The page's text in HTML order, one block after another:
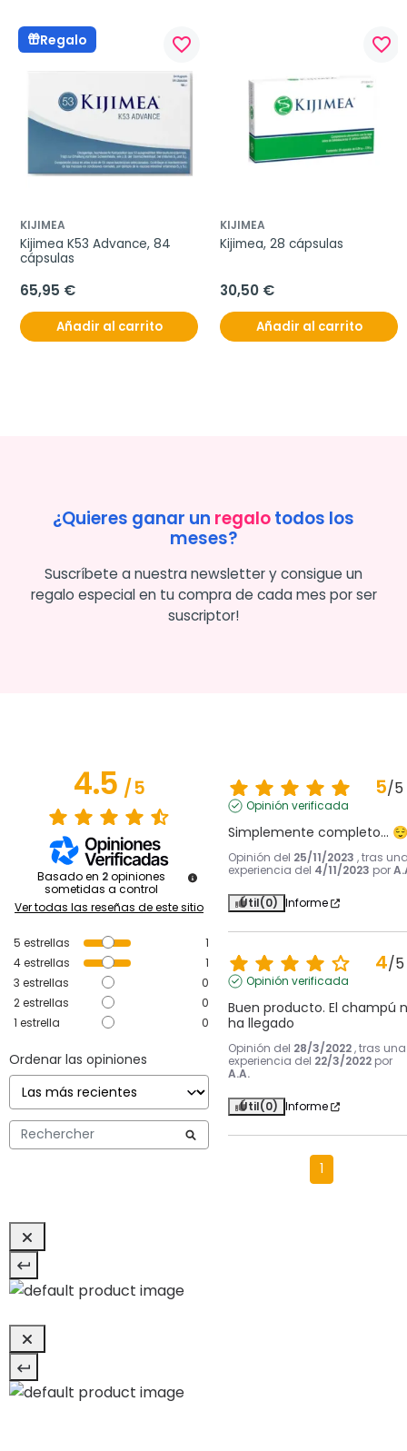
Regalo favorite_border
KIJIMEA
Kijimea K53 Advance, 84
cápsulas
65,95 €
Añadir al carrito
favorite_border
KIJIMEA
Kijimea, 28 cápsulas
30,50 €
Añadir al carrito
¿Quieres ganar un regalotodos los
meses?
Suscríbete a nuestra newsletter y consigue un
regalo especial en tu compra de cada mes por ser
suscriptor!
4.5/5
Basado en 2 opiniones
sometidas a control
Ver todas las reseñas de este sitio
5 estrellas
1
4estrellas
1
3 estrellas
0
2estrellas
0
1 estrella 0
Ordenar las opiniones
5/5
Opinión verificada
Simplemente completo... 😌
Opinión del 25/11/2023 , tras
experiencia del 4/11/2023 por
Útil(0) Informe
4/5
Opinión verificada
Buen producto. El champú
ha llegado
Opinión del 28/3/2022 , tras una
experiencia del 22/3/2022 por
A.A.
Útil(0) Informe
1